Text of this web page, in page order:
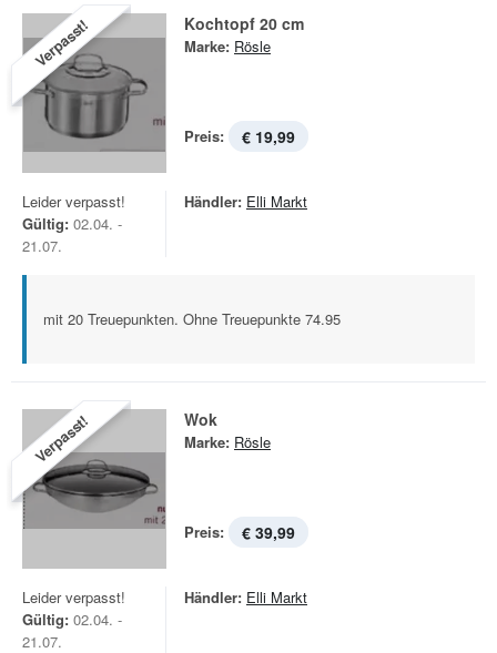
Verpasst! Kochtopf 20 cm
Marke: Rösle
Preis: € 19,99
Leider verpasst!
Gültig: 02.04. -
21.07.
Händler: Elli Markt
mit 20 Treuepunkten. Ohne Treuepunkte 74.95
Verpasst! Wok
Marke: Rösle
Preis: € 39,99
Leider verpasst!
Gültig: 02.04. -
21.07.
Händler: Elli Markt